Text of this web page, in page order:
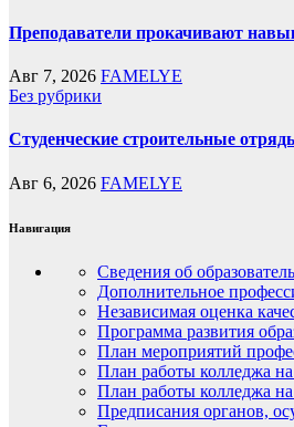
Преподаватели прокачивают
Авг 7, 2026 FAMELYE
Без рубрики
Студенческие строительные
Авг 6, 2026 FAMELYE
Навигация
Сведения об
Дополнительное
Независимая оценка
Программа развития
План мероприятий
План работы колледжа
План работы колледжа
Предписания органов,